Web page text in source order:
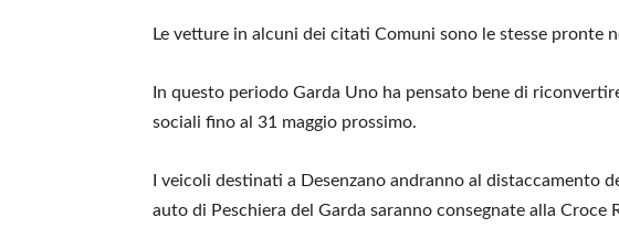
Le vetture in alcuni dei citati Comuni sono le stesse pronte
In questo periodo Garda Uno ha pensato bene di
sociali fino al 31 maggio prossimo.
I veicoli destinati a Desenzano andranno al distaccamento
auto di Peschiera del Garda saranno consegnate alla Croce